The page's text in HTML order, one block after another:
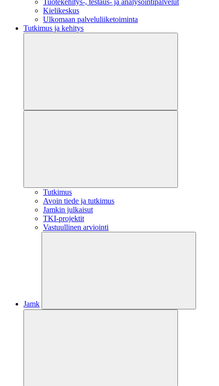
Kielikeskus
Ulkomaan palveluliiketoiminta
Tutkimus ja kehitys
Tutkimus
Avoin tiede ja tutkimus
Jamkin julkaisut
TKI-projektit
Vastuullinen arviointi
Jamk